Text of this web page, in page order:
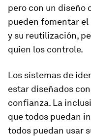
pero con un diseño
pueden fomentar el
y su reutilización,
quien los controle.
Los sistemas de
estar diseñados
confianza. La
que todos puedan
todos puedan usar